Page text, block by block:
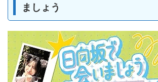
ましょう